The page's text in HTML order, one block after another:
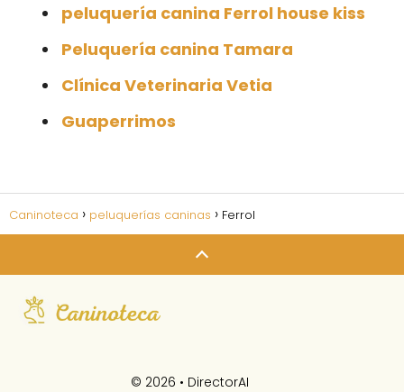
peluquería canina Ferrol house kiss
Peluquería canina Tamara
Clínica Veterinaria Vetia
Guaperrimos
Caninoteca peluquerías caninas Ferrol
© 2026 • DirectorAI